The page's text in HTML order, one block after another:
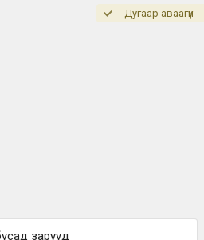
Дугаар аваагүй
зарууд